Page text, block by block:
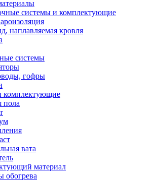
системы и комплектующие
наплавляемая кровля
системы
гофры
комплектующие
пола
вата
материал
обогрева